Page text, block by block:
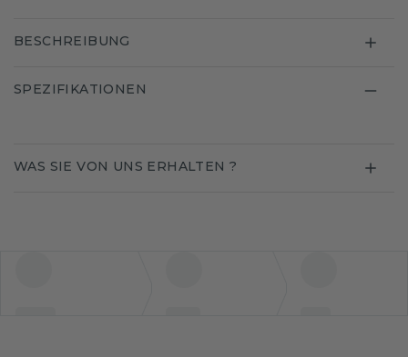
BESCHREIBUNG
SPEZIFIKATIONEN
WAS SIE VON UNS ERHALTEN ?